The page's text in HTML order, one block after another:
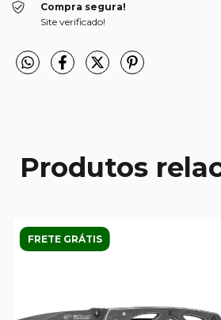
Compra segura!
Site verificado!
Produtos
FRETE GRÁTIS